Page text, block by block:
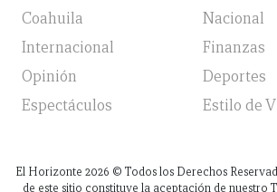
Coahuila
Nacional
Internacional
Finanzas
Opinión
Deportes
Espectáculos
Estilo de
El Horizonte 2026 © Todos los Derechos
de este sitio constituye la aceptación de nuestro